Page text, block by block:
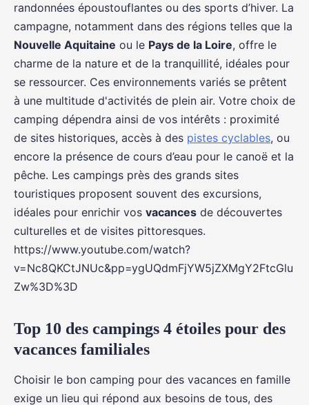
randonnées époustouflantes ou des sports d’hiver. La
campagne, notamment dans des régions telles que la
Nouvelle Aquitaine ou le Pays de la Loire, offre le
charme de la nature et de la tranquillité, idéales pour
se ressourcer. Ces environnements variés se prêtent
à une multitude d'activités de plein air. Votre choix de
camping dépendra ainsi de vos intérêts : proximité
de sites historiques, accès à des pistes cyclables, ou
encore la présence de cours d’eau pour le canoë et la
pêche. Les campings près des grands sites
touristiques proposent souvent des excursions,
idéales pour enrichir vos vacances de découvertes
culturelles et de visites pittoresques.
https://www.youtube.com/watch?
v=Nc8QKCtJNUc&pp=ygUQdmFjYW5jZXMgY2FtcGlu
Zw%3D%3D
Top 10 des campings 4 étoiles pour des
vacances familiales
Choisir le bon camping pour des vacances en famille
exige un lieu qui répond aux besoins de tous, des